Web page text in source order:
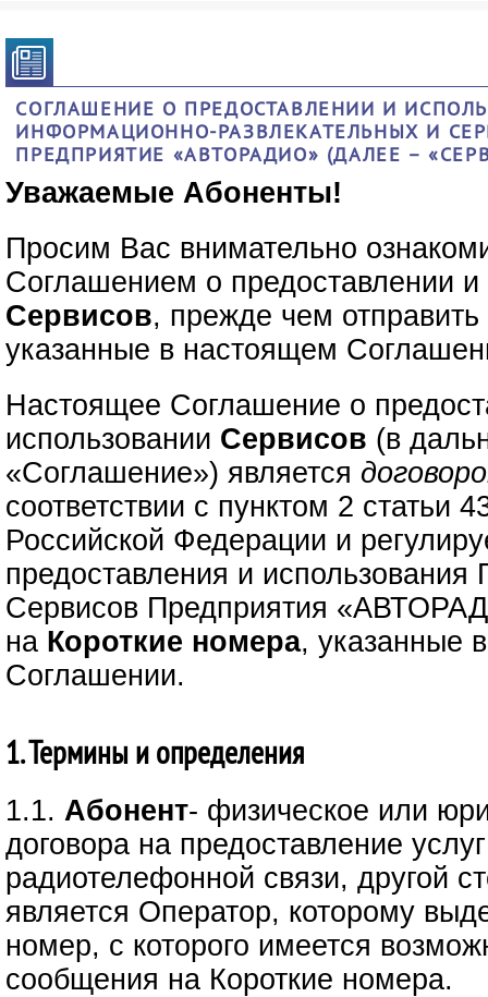
СОГЛАШЕНИЕ О ПРЕДОСТАВЛЕНИИ И
ИНФОРМАЦИОННО-РАЗВЛЕКАТЕЛЬНЫХ И
ПРЕДПРИЯТИЕ «АВТОРАДИО» (ДАЛЕЕ –
Уважаемые Абоненты!
Просим Вас внимательно
Соглашением о предоставлении и
Сервисов, прежде чем
указанные в настоящем
Настоящее Соглашение о
использовании Сервисов (в
«Соглашение») является
соответствии с пунктом 2 статьи
Российской Федерации и
предоставления и использования
Сервисов Предприятия
на Короткие номера, указанные
Соглашении.
1. Термины и определения
1.1.Абонент- физическое или
договора на предоставление
радиотелефонной связи, другой
является Оператор, которому
номер, с которого имеется
сообщения на Короткие номера.